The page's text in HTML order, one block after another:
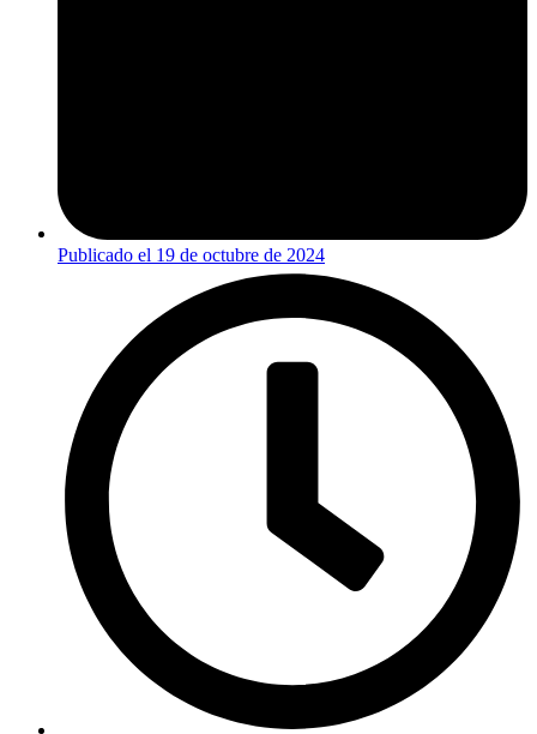
Publicado el 19 de octubre de 2024